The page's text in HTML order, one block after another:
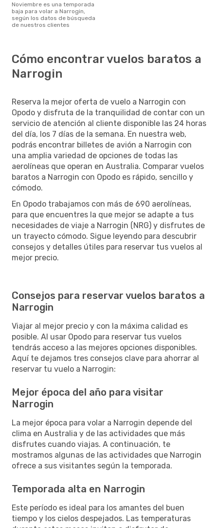
noviembre es una temporada
baja para volar a Narrogin,
según los datos de búsqueda
de nuestros clientes
Cómo encontrar vuelos baratos a
Narrogin
Reserva la mejor oferta de vuelo a Narrogin con
Opodo y disfruta de la tranquilidad de contar con un
servicio de atención al cliente disponible las 24 horas
del día, los 7 días de la semana. En nuestra web,
podrás encontrar billetes de avión a Narrogin con
una amplia variedad de opciones de todas las
aerolíneas que operan en Australia. Comparar vuelos
baratos a Narrogin con Opodo es rápido, sencillo y
cómodo.
En Opodo trabajamos con más de 690 aerolíneas,
para que encuentres la que mejor se adapte a tus
necesidades de viaje a Narrogin (NRG) y disfrutes de
un trayecto cómodo. Sigue leyendo para descubrir
consejos y detalles útiles para reservar tus vuelos al
mejor precio.
Consejos para reservar vuelos baratos a
Narrogin
Viajar al mejor precio y con la máxima calidad es
posible. Al usar Opodo para reservar tus vuelos
tendrás acceso a las mejores opciones disponibles.
Aquí te dejamos tres consejos clave para ahorrar al
reservar tu vuelo a Narrogin:
Mejor época del año para visitar
Narrogin
La mejor época para volar a Narrogin depende del
clima en Australia y de las actividades que más
disfrutes cuando viajas. A continuación, te
mostramos algunas de las actividades que Narrogin
ofrece a sus visitantes según la temporada.
Temporada alta en Narrogin
Este período es ideal para los amantes del buen
tiempo y los cielos despejados. Las temperaturas